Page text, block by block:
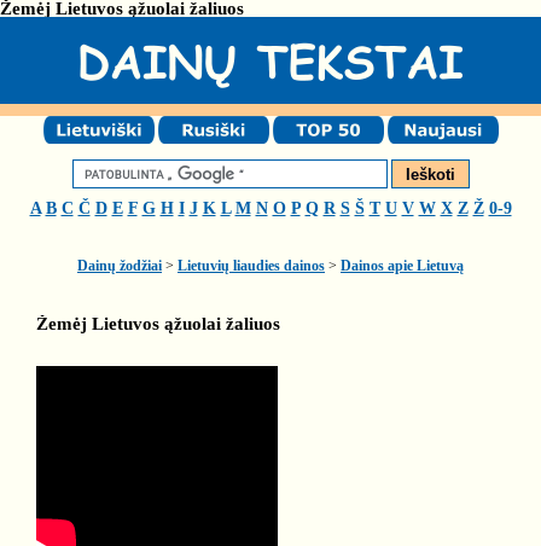
Žemėj Lietuvos ąžuolai žaliuos
A B C Č D E F G H I J K L M N O P Q R S Š T U V W X Z Ž 0-9
Dainų žodžiai > Lietuvių liaudies dainos > Dainos apie Lietuvą
Žemėj Lietuvos ąžuolai žaliuos